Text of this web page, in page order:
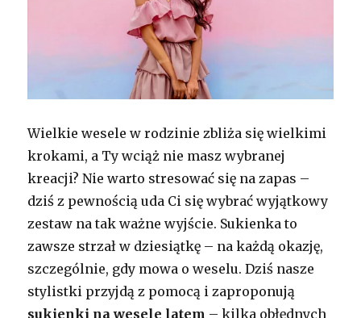
Wielkie wesele w rodzinie zbliża się wielkimi
krokami, a Ty wciąż nie masz wybranej
kreacji? Nie warto stresować się na zapas –
dziś z pewnością uda Ci się wybrać wyjątkowy
zestaw na tak ważne wyjście. Sukienka to
zawsze strzał w dziesiątkę – na każdą okazję,
szczególnie, gdy mowa o weselu. Dziś nasze
stylistki przyjdą z pomocą i zaproponują
sukienki na wesele latem – kilka obłędnych